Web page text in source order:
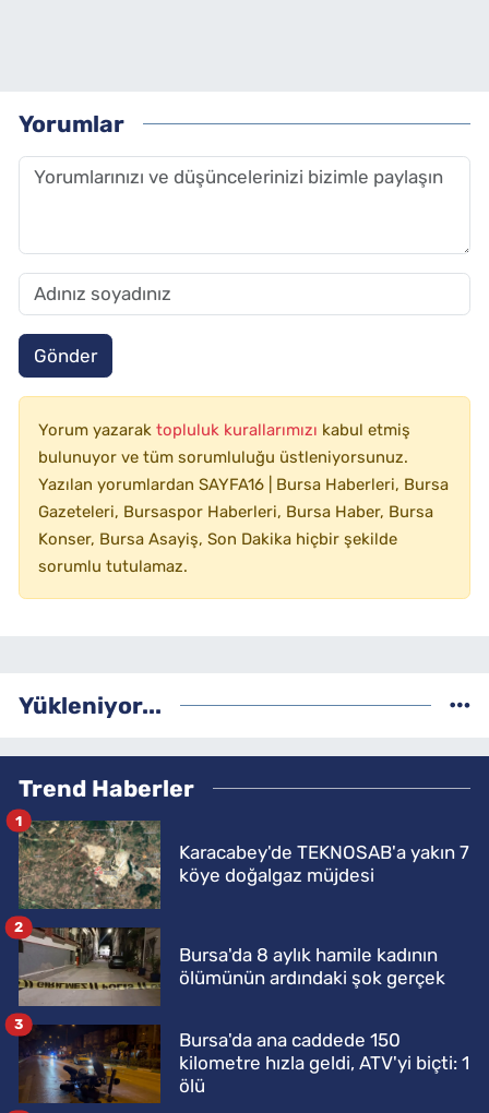
Yorumlar
Gönder
Yorum yazarak topluluk kurallarımızı kabul etmiş
bulunuyor ve tüm sorumluluğu üstleniyorsunuz.
Yazılan yorumlardan SAYFA16 | Bursa Haberleri, Bursa
Gazeteleri, Bursaspor Haberleri, Bursa Haber, Bursa
Konser, Bursa Asayiş, Son Dakika hiçbir şekilde
sorumlu tutulamaz.
Yükleniyor...
Trend Haberler
Karacabey'de TEKNOSAB'a yakın 7
köye doğalgaz müjdesi
1
Bursa'da 8 aylık hamile kadının
ölümünün ardındaki şok gerçek
2
Bursa'da ana caddede 150
kilometre hızla geldi, ATV'yi biçti: 1
ölü
3